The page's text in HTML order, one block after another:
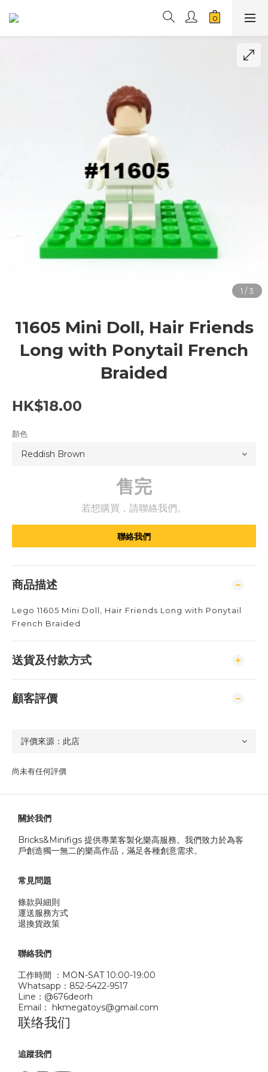
11605 Mini Doll, Hair Friends
Long with Ponytail French
Braided
HK$18.00
顏色
售完
若想購買，請聯絡我們。
聯絡我們
商品描述
Lego 11605 Mini Doll, Hair Friends Long with Ponytail
French Braided
送貨及付款方式
顧客評價
尚未有任何評價
關於我們
Bricks&Minifigs 提供專業客製化樂高服務。我們致力於為客
戶創造獨一無二的樂高作品，滿足各種創意需求。
常見問題
條款與細則
運送服務方式
退換貨政策
聯絡我們
工作時間 ：MON-SAT 10:00-19:00
Whatsapp：852-5422-9517
Line：@676deorh
Email： hkmegatoys@gmail.com
联络我们
追蹤我們